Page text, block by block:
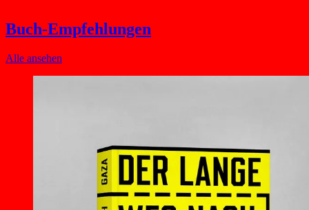
Buch-Empfehlungen
Alle ansehen